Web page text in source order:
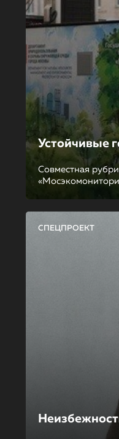
Устойчивые
Совместная
СПЕЦПРОЕКТ